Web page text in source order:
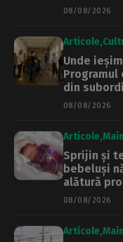
08/08/2026
Articole
Unde
din
08/08/2026
Articole
Sprijin și
bebeluși
alătură
08/08/2026
Articole